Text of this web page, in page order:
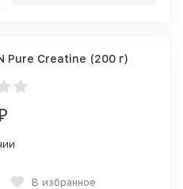
Pure Creatine (200 г)
В избранное